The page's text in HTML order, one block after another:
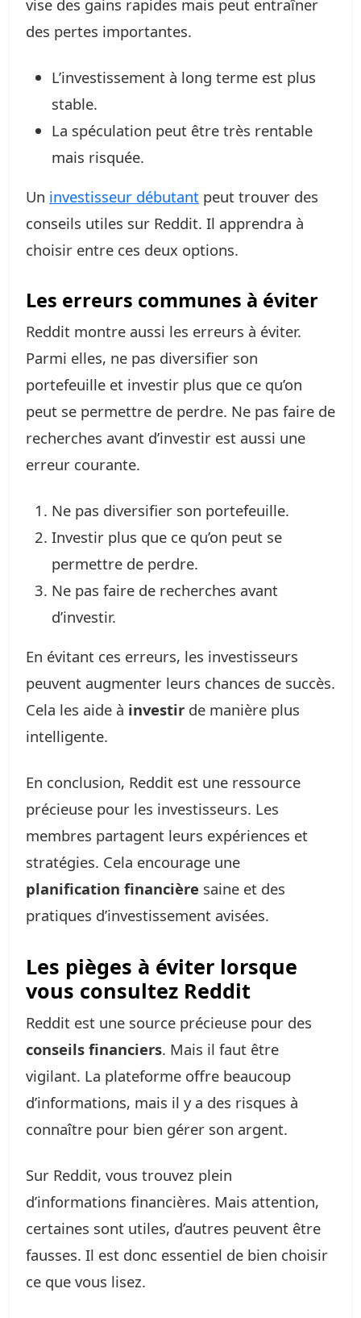
vise des gains rapides mais peut entraîner
des pertes importantes.
L’investissement à long terme est plus
stable.
La spéculation peut être très rentable
mais risquée.
Un investisseur débutant peut trouver des
conseils utiles sur Reddit. Il apprendra à
choisir entre ces deux options.
Les erreurs communes à éviter
Reddit montre aussi les erreurs à éviter.
Parmi elles, ne pas diversifier son
portefeuille et investir plus que ce qu’on
peut se permettre de perdre. Ne pas faire de
recherches avant d’investir est aussi une
erreur courante.
Ne pas diversifier son portefeuille.
Investir plus que ce qu’on peut se
permettre de perdre.
Ne pas faire de recherches avant
d’investir.
En évitant ces erreurs, les investisseurs
peuvent augmenter leurs chances de succès.
Cela les aide à investir de manière plus
intelligente.
En conclusion, Reddit est une ressource
précieuse pour les investisseurs. Les
membres partagent leurs expériences et
stratégies. Cela encourage une
planification financière saine et des
pratiques d’investissement avisées.
Les pièges à éviter lorsque
vous consultez Reddit
Reddit est une source précieuse pour des
conseils financiers. Mais il faut être
vigilant. La plateforme offre beaucoup
d’informations, mais il y a des risques à
connaître pour bien gérer son argent.
Sur Reddit, vous trouvez plein
d’informations financières. Mais attention,
certaines sont utiles, d’autres peuvent être
fausses. Il est donc essentiel de bien choisir
ce que vous lisez.